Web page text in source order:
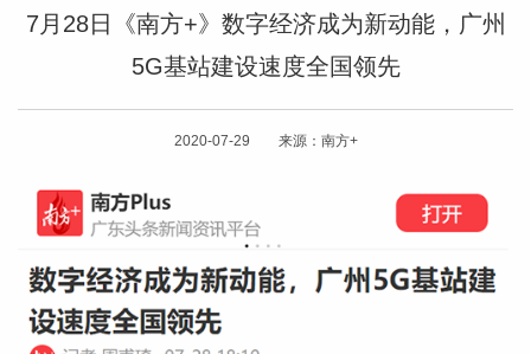
7月28日《南方+》数字经济成为新动能，广州
5G基站建设速度全国领先
2020-07-29 来源：南方+